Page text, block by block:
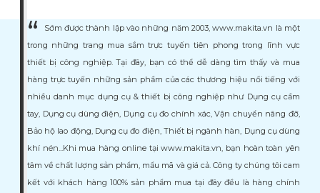
Sớm được thành lập vào những năm 2003, www.makita.vn là một
trong những trang mua sắm trực tuyến tiên phong trong lĩnh vực
thiết bị công nghiệp. Tại đây, bạn có thể dễ dàng tìm thấy và mua
hàng trực tuyến những sản phẩm của các thương hiệu nổi tiếng với
nhiều danh mục dụng cụ & thiết bị công nghiệp như Dụng cụ cầm
tay, Dụng cụ dùng điện, Dụng cụ đo chính xác, Vận chuyển nâng đỡ,
Bảo hộ lao động, Dụng cụ đo điện, Thiết bị ngành hàn, Dụng cụ dùng
khí nén...Khi mua hàng online tại www.makita.vn, bạn hoàn toàn yên
tâm về chất lượng sản phẩm, mẩu mã và giá cả. Công ty chúng tôi cam
kết với khách hàng 100% sản phẩm mua tại đây đều là hàng chính